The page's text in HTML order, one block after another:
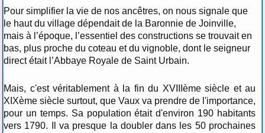
Pour simplifier la vie de nos ancêtres, on nous signale que
le haut du village dépendait de la Baronnie de Joinville,
mais à l’époque, l’essentiel des constructions se trouvait en
bas, plus proche du coteau et du vignoble, dont le seigneur
direct était l’Abbaye Royale de Saint Urbain.
Mais, c'est véritablement à la fin du XVIIIème siècle et au
XIXème siècle surtout, que Vaux va prendre de l'importance,
pour un temps. Sa population était d'environ 190 habitants
vers 1790. Il va presque la doubler dans les 50 prochaines